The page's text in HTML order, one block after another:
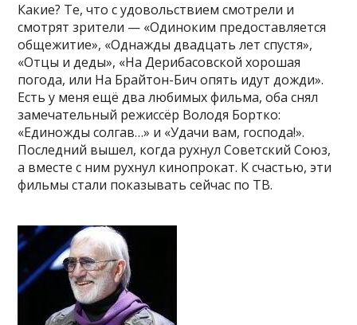
Какие? Те, что с удовольст­вием смотрели и
смотрят зрители — «Одиноким предоставляется
общежитие», «Однажды двадцать лет спустя»,
«Отцы и деды», «На Дерибасовской хорошая
погода, или На Брайтон-Бич опять идут дожди».
Есть у меня ещё два любимых фильма, оба снял
замечательный режиссёр Володя Бортко:
«Единожды солгав…» и «Удачи вам, господа!».
Последний вышел, когда рухнул Советский Союз,
а вместе с ним рухнул кинопрокат. К счастью, эти
фильмы стали показывать сейчас по ТВ.